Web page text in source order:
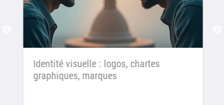
Identité visuelle : logos, chartes
graphiques, marques